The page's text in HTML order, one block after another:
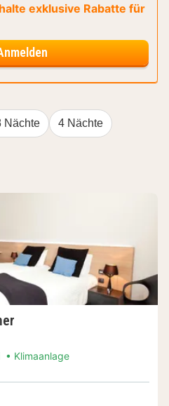
exklusive Rabatte für
Nächte 4 Nächte
Klimaanlage